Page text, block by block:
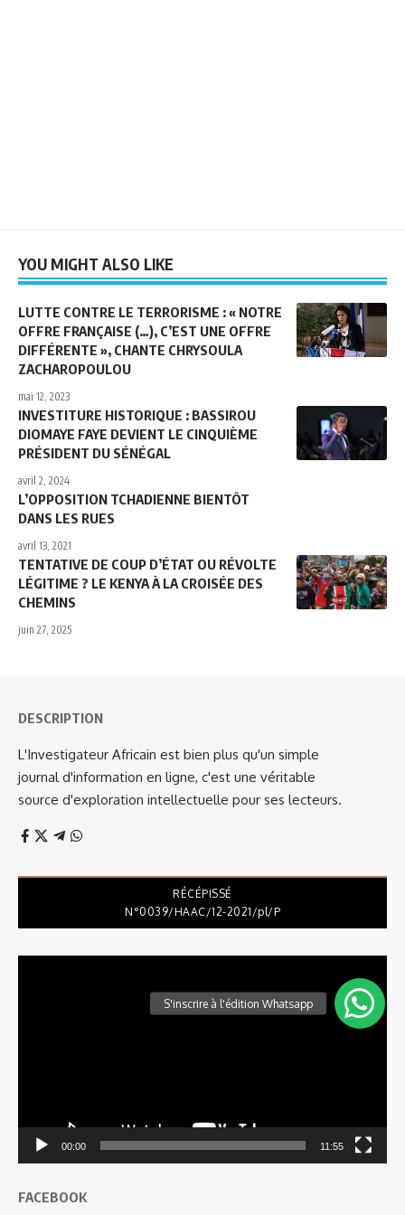
YOU MIGHT ALSO LIKE
LUTTE CONTRE LE TERRORISME : « NOTRE
OFFRE FRANÇAISE (…), C’EST UNE OFFRE
DIFFÉRENTE », CHANTE CHRYSOULA
ZACHAROPOULOU
mai 12, 2023
INVESTITURE HISTORIQUE : BASSIROU
DIOMAYE FAYE DEVIENT LE CINQUIÈME
PRÉSIDENT DU SÉNÉGAL
avril 2, 2024
L’OPPOSITION TCHADIENNE BIENTÔT
DANS LES RUES
avril 13, 2021
TENTATIVE DE COUP D’ÉTAT OU RÉVOLTE
LÉGITIME ? LE KENYA À LA CROISÉE DES
CHEMINS
juin 27, 2025
DESCRIPTION
L'Investigateur Africain est bien plus qu'un simple
journal d'information en ligne, c'est une véritable
source d'exploration intellectuelle pour ses lecteurs.
RÉCÉPISSÉ
N°0039/HAAC/12-2021/pl/P
00:00 11:55
FACEBOOK